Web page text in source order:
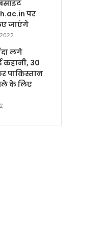
पर
जाएंगे
लगे
30
पाकिस्तान
के लिए